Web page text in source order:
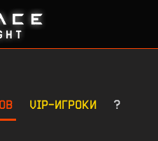
VIP-ИГРОКИ ?